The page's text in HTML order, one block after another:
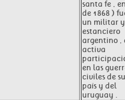
santa fe ,
de 1868 )
un militar y
estanciero
argentino ,
activa
en las
civiles de su
país y del
uruguay .